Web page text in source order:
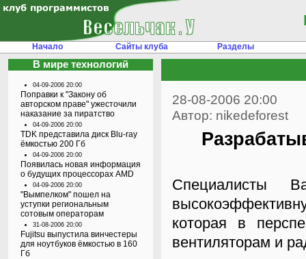
Начало Сайты клуба Разделы
В мире технологий
04-09-2006 20:00
Поправки к "Закону об
авторском праве" ужесточили
наказание за пиратство
04-09-2006 20:00
TDK представила диск Blu-ray
ёмкостью 200 Гб
04-09-2006 20:00
Появилась новая информация
о будущих процессорах AMD
04-09-2006 20:00
"Вымпелком" пошел на
уступки региональным
сотовым операторам
31-08-2006 20:00
Fujitsu выпустила винчестеры
для ноутбуков ёмкостью в 160
Гб
28-08-2006 20:00
Автор: nikedeforest
Специалисты
которая в
вентиляторам и